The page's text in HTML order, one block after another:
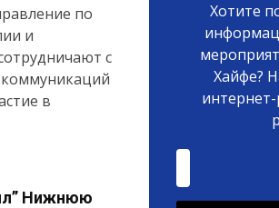
по
и
с
в
Нижнюю
Хотите
Хайфе?